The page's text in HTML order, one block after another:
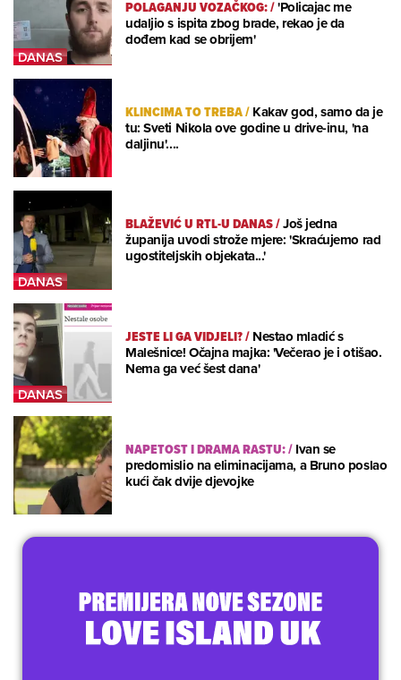
POLAGANJU VOZAČKOG:/'Policajac me
udaljio s ispita zbog brade, rekao je da
dođem kad se obrijem'
KLINCIMA TO TREBA/Kakav god, samo da je
tu: Sveti Nikola ove godine u drive-inu, 'na
daljinu'....
BLAŽEVIĆ U RTL-U DANAS/Još jedna
županija uvodi strože mjere: 'Skraćujemo rad
ugostiteljskih objekata...'
JESTE LI GA VIDJELI?/Nestao mladić s
Malešnice! Očajna majka: 'Večerao je i otišao.
Nema ga već šest dana'
NAPETOST I DRAMA RASTU:/Ivan se
predomislio na eliminacijama, a Bruno poslao
kući čak dvije djevojke